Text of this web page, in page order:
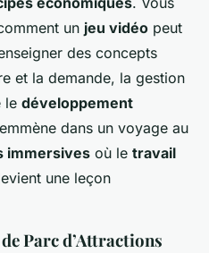
8 min de lecture
un jeu vidéo peut
des concepts
et la demande, la gestion
le développement
dans un voyage au
immersives où le travail
une leçon
Parc d’Attractions